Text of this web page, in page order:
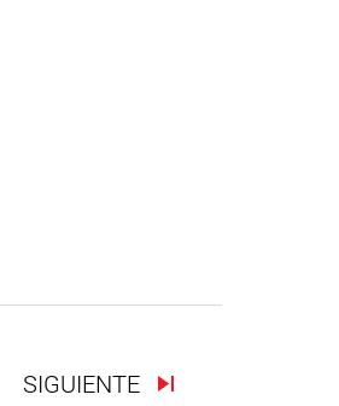
SIGUIENTE